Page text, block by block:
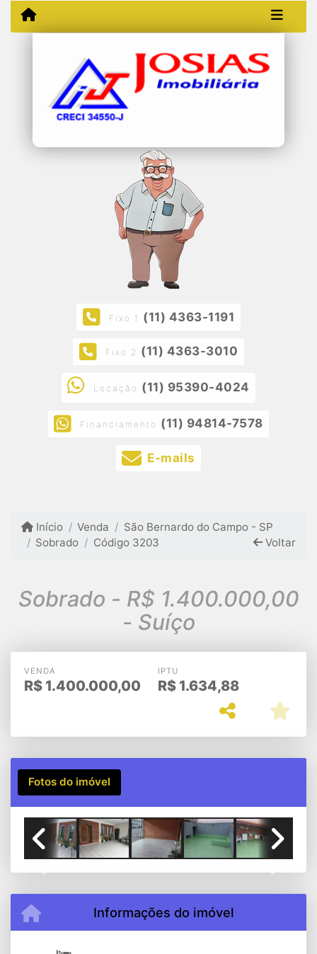
Fixo 1 (11) 4363-1191
Fixo 2 (11) 4363-3010
Locação (11) 95390-4024
Financiamento (11) 94814-7578
E-mails
Início Venda
São Bernardo do Campo - SP
Sobrado
Código 3203 Voltar
Sobrado - R$ 1.400.000,00
- Suíço
VENDA
R$ 1.400.000,00
IPTU
R$ 1.634,88
Fotos do imóvel
Informações do imóvel